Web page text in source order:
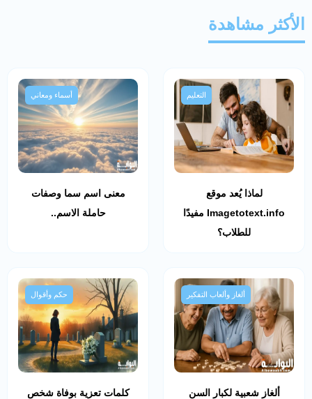
الأكثر مشاهدة
التعليم
لماذا يُعد موقع
Imagetotext.info مفيدًا
للطلاب؟
أسماء ومعاني
معنى اسم سما وصفات
حاملة الاسم..
ألغاز وألعاب التفكير
ألغاز شعبية لكبار السن
حكم وأقوال
كلمات تعزية بوفاة شخص